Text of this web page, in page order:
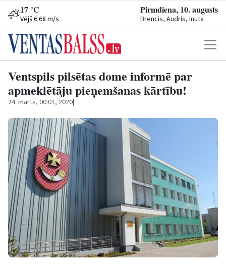
17 °C
Vējš 6.68 m/s
Pirmdiena, 10. augusts
Brencis, Audris, Inuta
Ventspils pilsētas dome informē par
apmeklētāju pieņemšanas kārtību!
24. marts, 00:01, 2020|